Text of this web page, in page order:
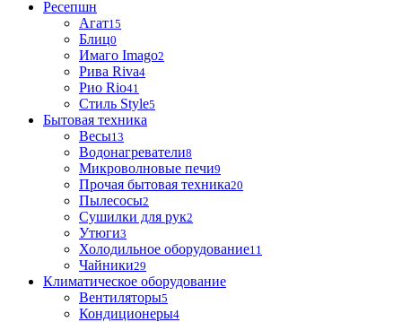
Ресепшн
Агат15
Блиц0
Имаго Imago2
Рива Riva4
Рио Rio41
Стиль Style5
Бытовая техника
Весы13
Водонагреватели8
Микроволновые печи9
Прочая бытовая техника20
Пылесосы2
Сушилки для рук2
Утюги3
Холодильное оборудование11
Чайники29
Климатическое оборудование
Вентиляторы5
Кондиционеры4